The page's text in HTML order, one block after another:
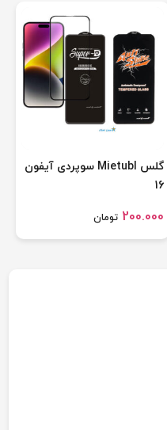
گلس Mietubl سوپردی آیفون
16
تومان200.000